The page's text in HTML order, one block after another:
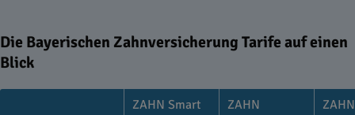
Die Bayerischen Zahnversicherung Tarife auf einen
Blick
ZAHN Smart
ZAHN
ZAHN